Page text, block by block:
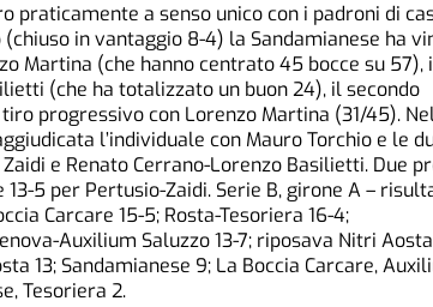
praticamente a senso unico con i padroni di
in vantaggio 8-4) la Sandamianese ha
Martina (che hanno centrato 45 bocce su 57),
(che ha totalizzato un buon 24), il secondo
progressivo con Lorenzo Martina (31/45).
l’individuale con Mauro Torchio e le
e Renato Cerrano-Lorenzo Basilietti. Due
5 per Pertusio-Zaidi. Serie B, girone A –
Carcare 15-5; Rosta-Tesoriera 16-4;
Auxilium Saluzzo 13-7; riposava Nitri
13; Sandamianese 9; La Boccia Carcare,
Tesoriera 2.